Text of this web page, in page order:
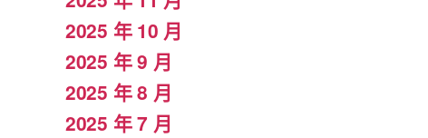
2025 年 10 月
2025 年 9 月
2025 年 8 月
2025 年 7 月